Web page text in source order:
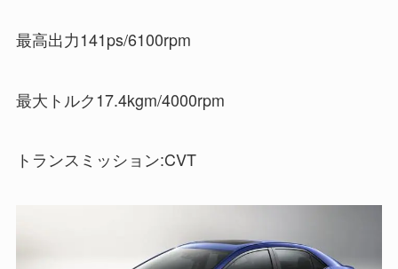
最高出力141ps/6100rpm
最大トルク17.4kgm/4000rpm
トランスミッション:CVT